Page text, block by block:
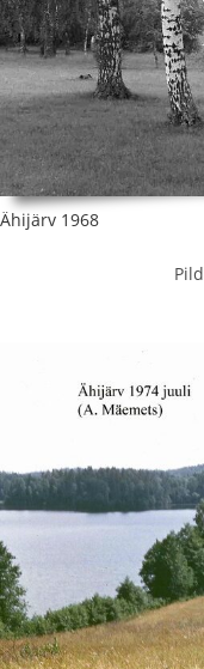
Ähijärv 1968